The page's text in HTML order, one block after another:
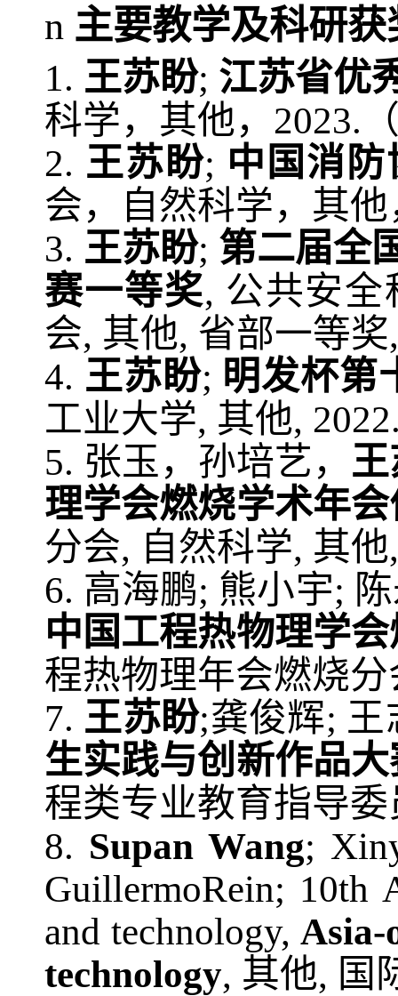
n 主要教学及科研获
1. 王苏盼; 江苏省优
科学，其他， 2023.
2. 王苏盼; 中国消
会，自然科学，其他
3. 王苏盼; 第二届全
赛一等奖, 公共安全
会, 其他, 省部一等奖,
4. 王苏盼; 明发杯第
工业大学, 其他, 20
5. 张玉，孙培艺，
理学会燃烧学术年
分会, 自然科学, 其他
6. 高海鹏; 熊小宇;
中国工程热物理学
程热物理年会燃烧分
7. 王苏盼;龚俊辉; 王
生实践与创新作品
程类专业教育指导委
8. Supan Wang;
GuillermoRein; 10th
and technology,Asia-
technology, 其他, 国